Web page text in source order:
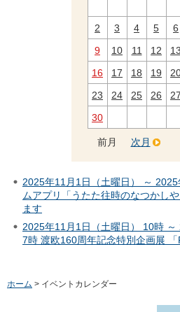
2
3 4 5 6
9
10 11 12 13
16
17 18 19
23
24 25 26 27
30
前月 次月
2025年11月1日（土曜日） ～
ムアプリ「うたた往時のなつかし
ます
2025年11月1日（土曜日） 10時
7時 渡欧160周年記念特別企画展
ホーム > イベントカレンダー